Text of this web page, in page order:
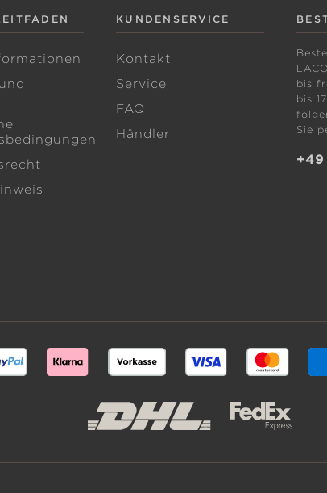
KUNDENSERVICE
Kontakt
Service
FAQ
Händler
bis
bis
Sie
+49